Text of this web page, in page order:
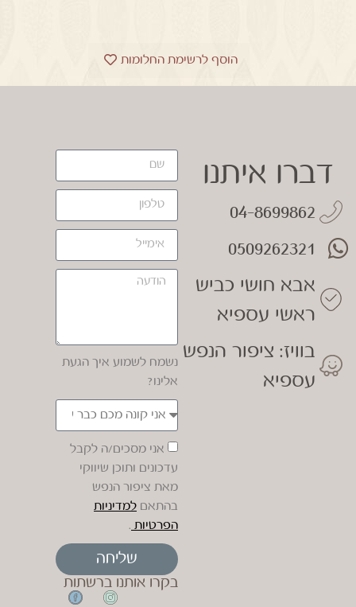
הוסף לרשימת החלומות
דברו איתנו
04-8699862
0509262321
אבא חושי כביש
ראשי עספיא
בוויז: ציפור הנפש
עספיא
נשמח לשמוע איך הגעת
אלינו?
אני מסכים/ה לקבל
עדכונים ותוכן שיווקי
מאת ציפור הנפש
בהתאם למדיניות
הפרטיות .
שליחה
בקרו אותנו ברשתות